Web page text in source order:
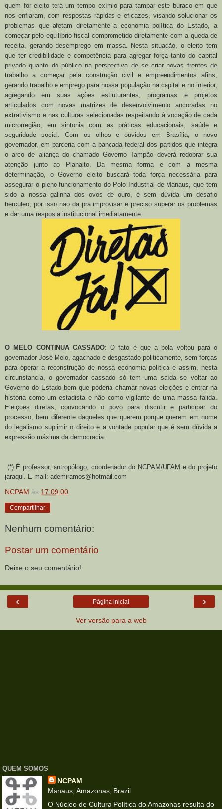
quem for eleito terá um tempo exímio para tampar este buraco em que
nos enfiaram, com respostas rápidas e eficazes, visando solucionar os
problemas que afetam diretamente a economia política do Estado, a
começar pelo equilíbrio fiscal comprometido diretamente com a queda de
receita, gerando desemprego em massa. Nesta situação, o eleito tem
que ter credibilidade e competência para agregar força tanto do capital
privado quanto do público na perspectiva de se criar novas frentes de
trabalho a começar pela construção civil e empreendimentos afins,
gerando trabalho e emprego para nossa população na capital e no interior,
agregando em suas ações estruturantes, programas e projetos
articulados com novas matrizes de desenvolvimento ancoradas no
extrativismo e nas culturas selecionadas respeitando à vocação de cada
microrregião, em sintonia com as práticas educacionais, saúde e
seguridade social. Com os olhos e ouvidos em Brasília, o novo
governador, em parceria com a bancada federal dos partidos que integra
o arco de aliança do chamado Governo Tampão deverá redobrar sua
atenção junto ao Planalto. Da mesma forma e com a mesma
determinação, o Governo eleito buscará toda força necessária para
assegurar o pleno funcionamento do Polo Industrial de Manaus, que tem
sido a nossa galinha dos ovos de ouro, é sem dúvida um desafio
hercúleo, por isso não dá pra improvisar é preciso superar os problemas
e dar uma resposta institucional imediatamente.
O MELO CONTINUA CASSADO: O fato é que a bola voltou para o
governador José Melo, agachado e desgastado politicamente, sem forças
para operar a reconstrução de nossa economia política e assim, nesta
circunstancia, o governador cassado só tem uma saída se voltar ao
Governo do Estado bem que poderia chamar novas eleições e entrar na
história como um estadista e não como vigilante de uma massa falida.
Eleições diretas, convocando o povo para discutir e participar do
processo, bem diferente daqueles que querem porque querem em nome
do legalismo suprimir o direito e a vontade popular que é sem dúvida a
expressão máxima da democracia.
(*) É professor, antropólogo, coordenador do NCPAM/UFAM e do projeto
jaraqui. E-mail: ademiramos@hotmail.com
NCPAM às 17:09:00
Compartilhar
Nenhum comentário:
Postar um comentário
Deixe o seu comentário!
‹ ›
Página inicial
Ver versão para a web
QUEM SOMOS
NCPAM
Manaus, Amazonas, Brazil
O Núcleo de Cultura Política do Amazonas resulta do